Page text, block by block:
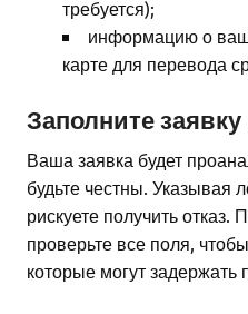
требуется);
информацию о
карте для перевода
Заполните
Ваша заявка будет
будьте честны.
рискуете получить
проверьте все поля,
которые могут задержать